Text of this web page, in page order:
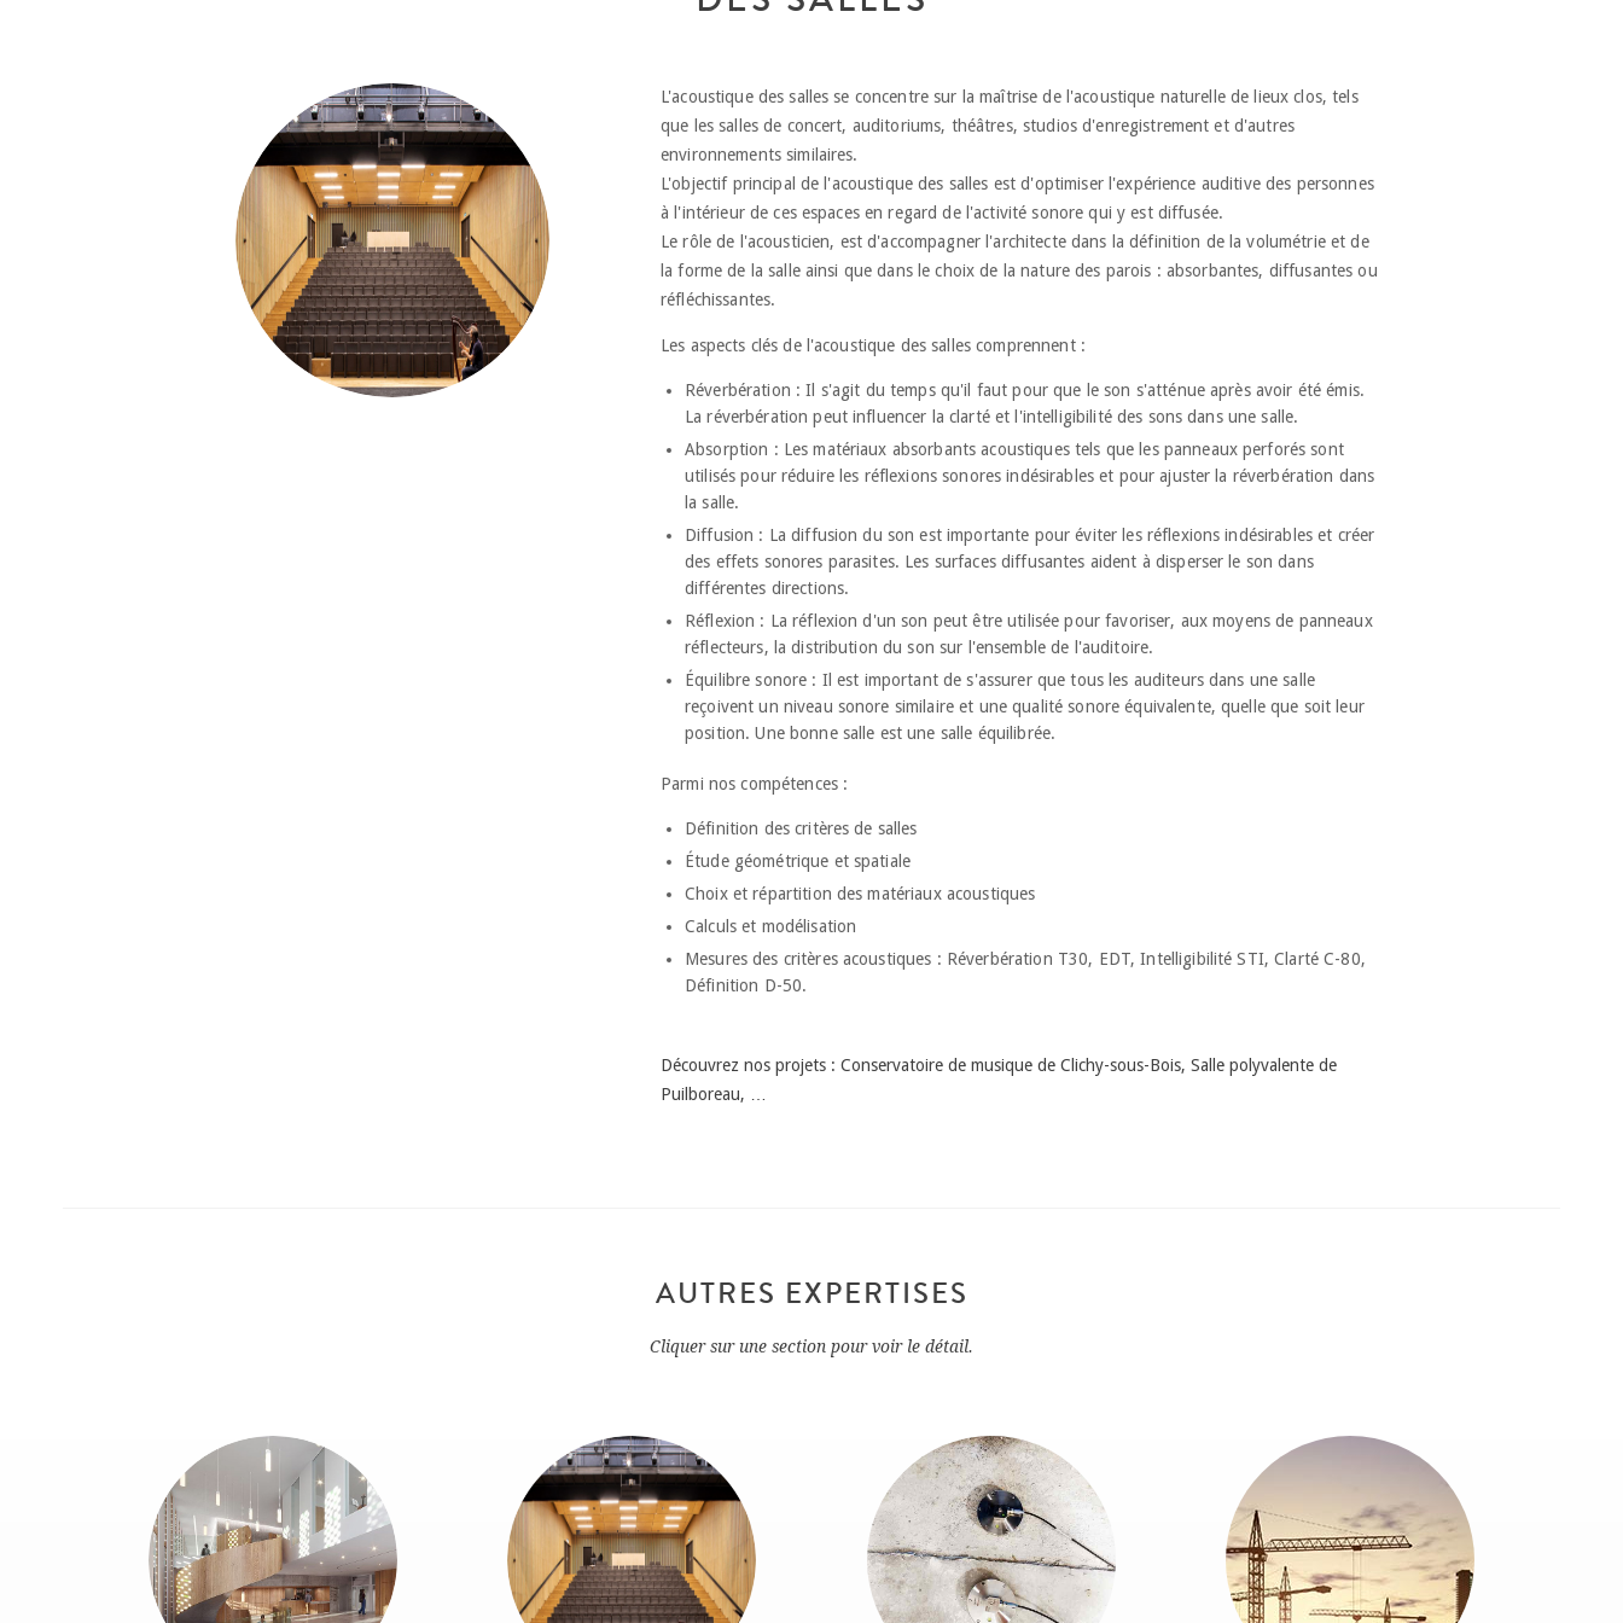
L'acoustique des salles se concentre sur la maîtrise de l'acoustique naturelle de lieux clos, tels
que les salles de concert, auditoriums, théâtres, studios d'enregistrement et d'autres
environnements similaires.
L'objectif principal de l'acoustique des salles est d'optimiser l'expérience auditive des personnes
à l'intérieur de ces espaces en regard de l'activité sonore qui y est diffusée.
Le rôle de l'acousticien, est d'accompagner l'architecte dans la définition de la volumétrie et de
la forme de la salle ainsi que dans le choix de la nature des parois : absorbantes, diffusantes ou
réfléchissantes.
Les aspects clés de l'acoustique des salles comprennent :
Réverbération : Il s'agit du temps qu'il faut pour que le son s'atténue après avoir été émis.
La réverbération peut influencer la clarté et l'intelligibilité des sons dans une salle.
Absorption : Les matériaux absorbants acoustiques tels que les panneaux perforés sont
utilisés pour réduire les réflexions sonores indésirables et pour ajuster la réverbération dans
la salle.
Diffusion : La diffusion du son est importante pour éviter les réflexions indésirables et créer
des effets sonores parasites. Les surfaces diffusantes aident à disperser le son dans
différentes directions.
Réflexion : La réflexion d'un son peut être utilisée pour favoriser, aux moyens de panneaux
réflecteurs, la distribution du son sur l'ensemble de l'auditoire.
Équilibre sonore : Il est important de s'assurer que tous les auditeurs dans une salle
reçoivent un niveau sonore similaire et une qualité sonore équivalente, quelle que soit leur
position. Une bonne salle est une salle équilibrée.
Parmi nos compétences :
Définition des critères de salles
Étude géométrique et spatiale
Choix et répartition des matériaux acoustiques
Calculs et modélisation
Mesures des critères acoustiques : Réverbération T30, EDT, Intelligibilité STI, Clarté C-80,
Définition D-50.
Découvrez nos projets : Conservatoire de musique de Clichy-sous-Bois, Salle polyvalente de
Puilboreau, …
AUTRES EXPERTISES
Cliquer sur une section pour voir le détail.